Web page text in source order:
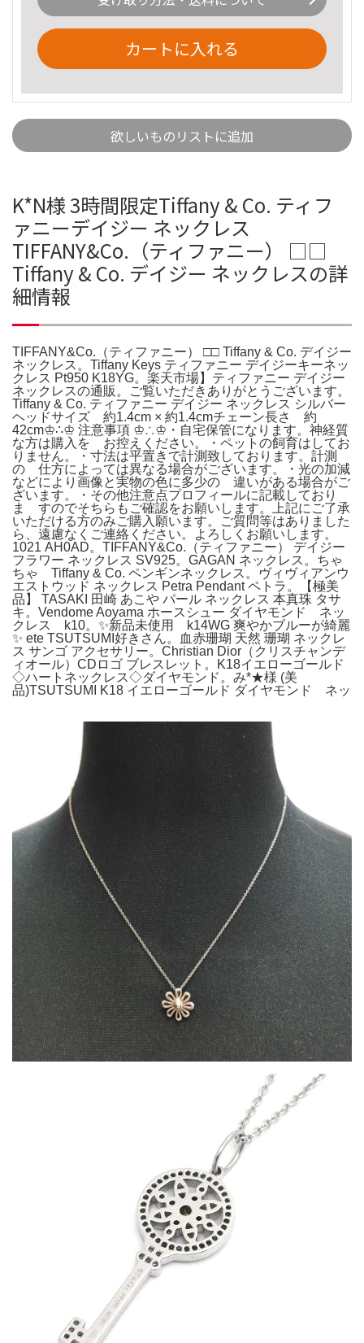
カートに入れる
欲しいものリストに追加
K*N様 3時間限定Tiffany & Co. ティフ
ァニーデイジー ネックレス
TIFFANY&Co.（ティファニー） □□
Tiffany & Co. デイジー ネックレスの詳
細情報
TIFFANY&Co.（ティファニー） □□ Tiffany & Co. デイジー
ネックレス。Tiffany Keys ティファニー デイジーキーネッ
クレス Pt950 K18YG。楽天市場】ティファニー デイジー
ネックレスの通販。ご覧いただきありがとうございます。
Tiffany & Co. ティファニー デイジー ネックレス シルバー
ヘッドサイズ 約1.4cm × 約1.4cmチェーン長さ 約
42cm♔∴♔ 注意事項 ♔∴♔・自宅保管になります。神経質
な方は購入を お控えください。・ペットの飼育はしてお
りません。・寸法は平置きで計測致しております。計測
の 仕方によっては異なる場合がございます。・光の加減
などにより画像と実物の色に多少の 違いがある場合がご
ざいます。・その他注意点プロフィールに記載しており
ま すのでそちらもご確認をお願いします。上記にご了承
いただける方のみご購入願います。ご質問等はありました
ら、遠慮なくご連絡ください。よろしくお願いします。
1021 AH0AD。TIFFANY&Co.（ティファニー） デイジー
フラワー ネックレス SV925。GAGAN ネックレス。ちゃ
ちゃ Tiffany & Co. ペンギンネックレス。ヴィヴィアンウ
エストウッド ネックレス Petra Pendant ペトラ。【極美
品】 TASAKI 田崎 あこや パール ネックレス 本真珠 タサ
キ。Vendome Aoyama ホースシュー ダイヤモンド ネッ
クレス k10。✨新品未使用 k14WG 爽やかブルーが綺麗
✨ ete TSUTSUMI好きさん。血赤珊瑚 天然 珊瑚 ネックレ
ス サンゴ アクセサリー。Christian Dior（クリスチャンデ
ィオール）CDロゴ ブレスレット。K18イエローゴールド
◇ハートネックレス◇ダイヤモンド。み*★様 (美
品)TSUTSUMI K18 イエローゴールド ダイヤモンド ネッ